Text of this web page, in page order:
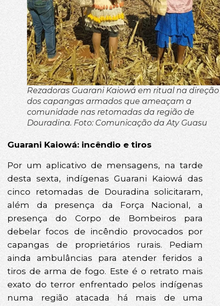
Rezadoras Guarani Kaiowá em ritual na direção
dos capangas armados que ameaçam a
comunidade nas retomadas da região de
Douradina. Foto: Comunicação da Aty Guasu
Guarani Kaiowá: incêndio e tiros
Por um aplicativo de mensagens, na tarde
desta sexta, indígenas Guarani Kaiowá das
cinco retomadas de Douradina solicitaram,
além da presença da Força Nacional, a
presença do Corpo de Bombeiros para
debelar focos de incêndio provocados por
capangas de proprietários rurais. Pediam
ainda ambulâncias para atender feridos a
tiros de arma de fogo. Este é o retrato mais
exato do terror enfrentado pelos indígenas
numa região atacada há mais de uma